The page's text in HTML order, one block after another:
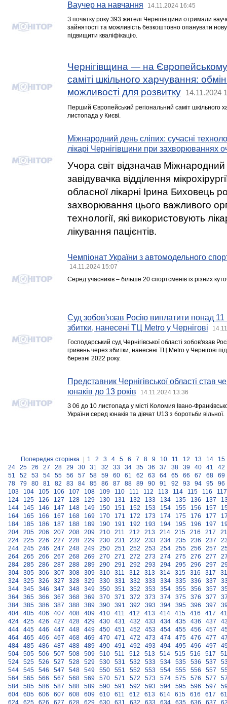
Ваучер на навчання 14.11.2024 16:45
З початку року 393 жителі Чернігівщини отримали
зайнятості та можливість безкоштовно опанувати
підвищити кваліфікацію.
Чернігівщина — на
саміті шкільного харчування:
можливості для розвитку
14.11.2024
Перший Європейський регіональний саміт шкільного
листопада у Києві.
Міжнародний день сліпих: сучасні
лікарі Чернігівщини при захворюваннях
Учора світ відзначав
завідувачка відділення
обласної лікарні Ірина Биховець
захворювання цього важливого
технології, які використовують
лікування пацієнтів.
Чемпіонат України з автомодельного
14.11.2024 15:07
Серед учасників – більше 20 спортсменів із різних
Суд зобов'язав Росію виплатити понад 11
збитки, нанесені ТЦ Metro у Чернігові
Господарський суд Чернігівської області зобов'язав
гривень через збитки, нанесені ТЦ Metro у Чернігові
березні 2022 року.
Представник Чернігівської області став
юнаків до 13 років
14.11.2024 13:36
З 06 до 10 листопада у місті Коломия Івано-
України серед юнаків та дівчат U13 з боротьби вільної.
Попередня сторінка 1 2 3 4 5 6 7 8 9 10 11 12 13 14
15
24
25 26 27 28 29 30 31 32 33 34 35 36 37 38 39 40 41
42
51
52 53 54 55 56 57 58 59 60 61 62 63 64 65 66 67 68
69
78
79 80 81 82 83 84 85 86 87 88 89 90 91 92 93 94 95
96
103
104 105 106 107 108 109 110 111 112 113 114 115 116
117
124
125 126 127 128 129 130 131 132 133 134 135 136 137
144
145 146 147 148 149 150 151 152 153 154 155 156 157
164
165 166 167 168 169 170 171 172 173 174 175 176 177
184
185 186 187 188 189 190 191 192 193 194 195 196 197
204
205 206 207 208 209 210 211 212 213 214 215 216 217
224
225 226 227 228 229 230 231 232 233 234 235 236 237
244
245 246 247 248 249 250 251 252 253 254 255 256 257
264
265 266 267 268 269 270 271 272 273 274 275 276 277
284
285 286 287 288 289 290 291 292 293 294 295 296 297
304
305 306 307 308 309 310 311 312 313 314 315 316 317
324
325 326 327 328 329 330 331 332 333 334 335 336 337
344
345 346 347 348 349 350 351 352 353 354 355 356 357
364
365 366 367 368 369 370 371 372 373 374 375 376 377
384
385 386 387 388 389 390 391 392 393 394 395 396 397
404
405 406 407 408 409 410 411 412 413 414 415 416 417
424
425 426 427 428 429 430 431 432 433 434 435 436 437
444
445 446 447 448 449 450 451 452 453 454 455 456 457
464
465 466 467 468 469 470 471 472 473 474 475 476 477
484
485 486 487 488 489 490 491 492 493 494 495 496 497
504
505 506 507 508 509 510 511 512 513 514 515 516 517
524
525 526 527 528 529 530 531 532 533 534 535 536 537
544
545 546 547 548 549 550 551 552 553 554 555 556 557
564
565 566 567 568 569 570 571 572 573 574 575 576 577
584
585 586 587 588 589 590 591 592 593 594 595 596 597
604
605 606 607 608 609 610 611 612 613 614 615 616 617
624
625 626 627 628 629 630 631 632 633 634 635 636 637